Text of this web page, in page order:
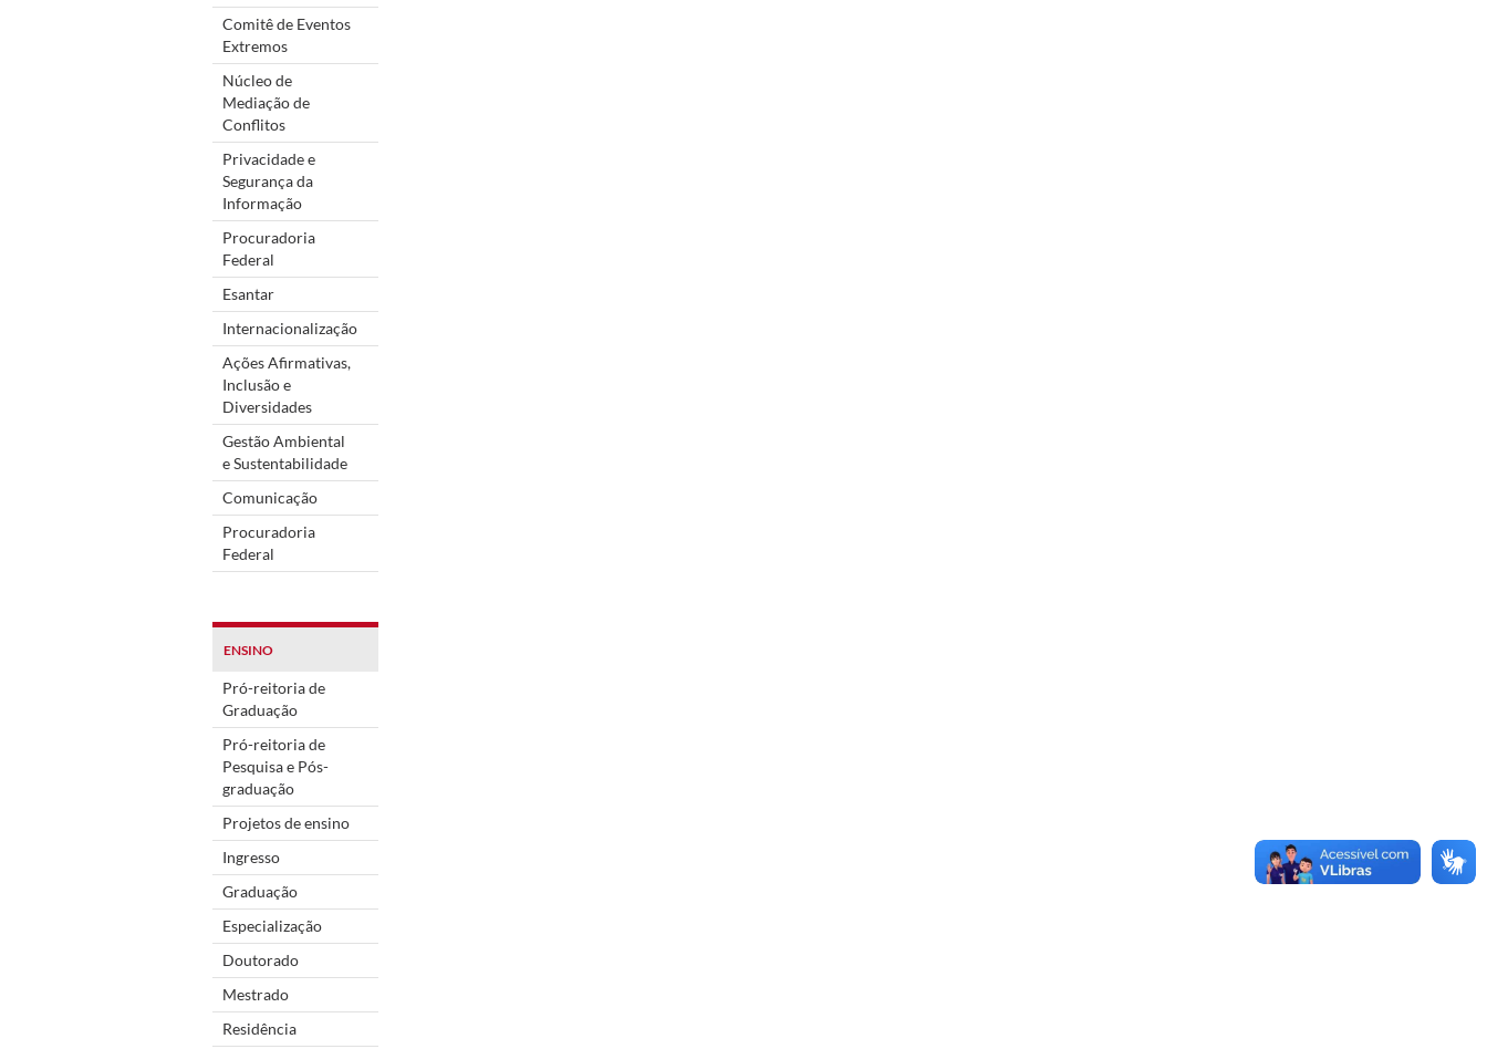
Comitê de Eventos
Extremos
Núcleo de
Mediação de
Conflitos
Privacidade e
Segurança da
Informação
Procuradoria
Federal
Esantar
Internacionalização
Ações Afirmativas,
Inclusão e
Diversidades
Gestão Ambiental
e Sustentabilidade
Comunicação
Procuradoria
Federal
ENSINO
Pró-reitoria de
Graduação
Pró-reitoria de
Pesquisa e Pós-
graduação
Projetos de ensino
Ingresso
Graduação
Especialização
Doutorado
Mestrado
Residência